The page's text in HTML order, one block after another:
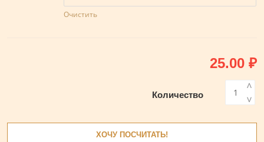
Очистить
25.00 ₽
Количество >
<
ХОЧУ ПОСЧИТАТЬ!